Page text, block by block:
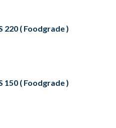
220 ( Foodgrade )
150 ( Foodgrade )